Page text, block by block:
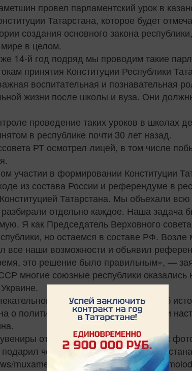
провел парламентский урок в
Татарстана, которое будет
создания основного закона
в целом.
14-й год подряд мы проводим такие
принятия Конституции Республики
воспитательная и познавательная
жизни после школы и вуза. Они
проведение таких уроков в школах
в республике почти 30 лет назад.
РТ осмотрел лицей, в том числе
участии в формировании Конституции
из состава России и референдуме в
Татарстана. Мы объехали
отдельно каждое. Наша задача
Я как Председатель Верховного
но остаемся в составе РФ.
все наши возможности и объявил
это решение было правильным», —
многие союзные республики оказались
и познавательном уроке об
о политических событиях прошлого и
от лицея, в том числе кружку с
четырехтомник истории
muxametsin-nasa-missiya-podgotovit-